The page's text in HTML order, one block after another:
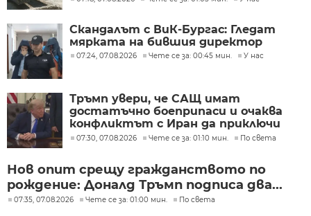
Скандалът с ВиК-Бургас: Гледат
мярката на бившия директор
07:24, 07.08.2026 Чете се за: 00:45 мин. У нас
Тръмп увери, че САЩ имат
достатъчно боеприпаси и очаква
конфликтът с Иран да приключи
скоро
07:30, 07.08.2026 Чете се за: 01:10 мин. По света
Нов опит срещу гражданството по
рождение: Доналд Тръмп подписа два...
07:35, 07.08.2026 Чете се за: 01:00 мин. По света